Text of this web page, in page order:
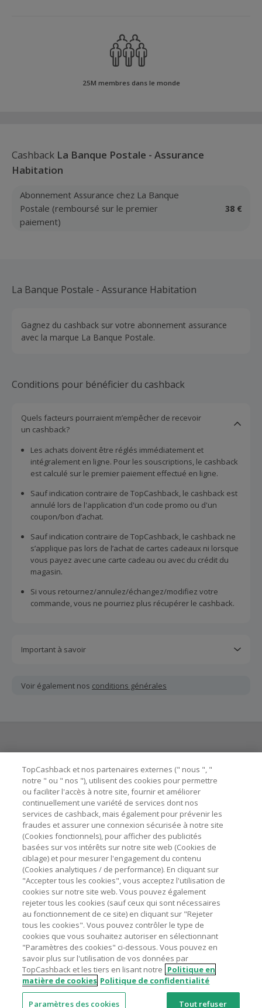
25M membres dans le monde
Cashback La Banque Postale - Assurance
Habitation
Abonnement Assurance chez La Banque
Postale (remboursé sur le premier
paiement)
38 €
La Banque Postale - Assurance Habitation
Gagnez du cashback sur votre abonnement assurance
avec la marque La Banque Postale.
Conditions pour bénéficier du cashback
Quels facteurs pourraient m’empêcher de recevoir
un cashback?
Les achats doivent être réglés immédiatement et
intégralement en ligne. Pour les souscriptions, le cashback
est calculé sur le premier paiement effectué en ligne.
Sauf indication contraire de TopCashback, le cashback est
annulé lors de l'application d'un code promo ou d'un
coupon/bon d’achat.
Sauf indication contraire de TopCashback, le cashback ne
s’applique pas lors de l’achat de cartes cadeaux ni lorsque
vous payez avec une carte cadeau ou avec du crédit du
magasin.
Si vous retournez/annulez/échangez/modifiez votre
commande, vous ne pourriez plus récupérer le cashback.
Important à savoir
ou non reçu doivent être soumises au plus tard dans les
100 jours qui suivent la date d'achat.
La validité et le montant du cashback sont calculés par les
marchands sur le montant hors TVA/taxes et hors frais de
livraison/d’emballage/de service.
L'utilisation de plugins tels que Honey, AdBlock, uBlock, Pi-
hole et VPN peut bloquer le suivi de votre commande.
Pour chaque nouvelle transaction, il faut revenir sur
TopCashback et cliquer sur le bouton rose de cashback
pour accéder au site marchand et faire votre achat.
Assurez-vous que le lien TopCashback est le dernier lien
utilisé pour visiter le site marchand avant de finaliser votre
achat.
Tout compte impliqué dans des commandes ou activités
frauduleuses pour manipuler le système de cashback sera
clôturé et leur cashback confisqué.
Voir également nos conditions générales
Astuces pour économiser
A propos de
Contactez-nous
Mentions légales
Nos sites UK US CN JP DE AU
TopCashback et nos partenaires externes (" nous ", "
notre " ou " nos "), utilisent des cookies pour permettre
ou faciliter l'accès à notre site, fournir et améliorer
continuellement une variété de services dont nos
services de cashback, mais également pour prévenir les
fraudes et assurer une connexion sécurisée à notre site
(Cookies fonctionnels), pour afficher des publicités
basées sur vos intérêts sur notre site web (Cookies de
ciblage) et pour mesurer l'engagement du contenu
(Cookies analytiques / de performance). En cliquant sur
"Accepter tous les cookies", vous acceptez l'utilisation de
cookies sur notre site web. Vous pouvez également
rejeter tous les cookies (sauf ceux qui sont nécessaires
au fonctionnement de ce site) en cliquant sur "Rejeter
tous les cookies". Vous pouvez contrôler le type de
cookies que vous souhaitez autoriser en sélectionnant
"Paramètres des cookies" ci-dessous. Vous pouvez en
savoir plus sur l'utilisation de vos données par
TopCashback et les tiers en lisant notre Politique en
matière de cookies Politique de confidentialité
Paramètres des cookies Tout refuser